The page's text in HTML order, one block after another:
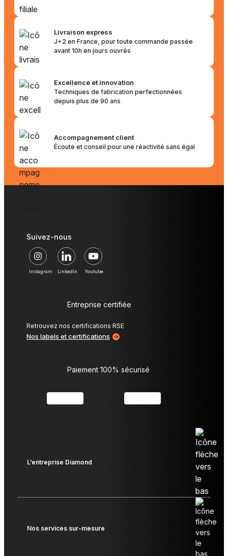
Livraison express
J+2 en France, pour toute commande passée
avant 10h en jours ouvrés
Excellence et innovation
Techniques de fabrication perfectionnées
depuis plus de 90 ans
Accompagnement client
Écoute et conseil pour une réactivité sans égal
Suivez-nous
Instagram LinkedIn Youtube
Entreprise certifiée
Retrouvez nos certifications RSE
Nos labels et certifications
Paiement 100% sécurisé
L’entreprise Diamond
Nos services sur-mesure